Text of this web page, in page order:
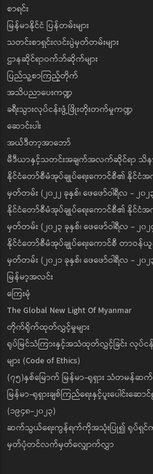
စာရင်း
မြန်မာနိုင်ငံ ပြန်တမ်းများ
သတင်းစာရှင်းလင်းပွဲမှတ်တမ်းများ
ဌာနဆိုင်ရာဝက်ဘ်ဆိုက်များ
ပြည်သူ့စာကြည့်တိုက်
အသိပညာပေးကဏ္ဍ
ခရီးသွားလုပ်ငန်းဖွံ့ဖြိုးတိုးတက်မှုကဏ္ဍ
ဆောင်းပါး
အယ်ဒီတာ့အာဘော်
မီဒီယာနှင့်သတင်းအချက်အလက်ဆိုင်ရာ သိ
နိုင်ငံတော်စီမံအုပ်ချုပ်ရေးကောင်စီ၏ နိုင်ငံ
မှတ်တမ်း (၂၀၂၂ ခုနှစ်၊ ဖေဖော်ဝါရီလ - ၂၀၂
နိုင်ငံတော်စီမံအုပ်ချုပ်ရေးကောင်စီ၏ နိုင်ငံ
မှတ်တမ်း (၂၀၂၃ ခုနှစ်၊ ဖေဖော်ဝါရီလ - ၂၀၂
နိုင်ငံတော်စီမံအုပ်ချုပ်ရေးကောင်စီ တာ
မှတ်တမ်း (၂၀၂၁ ခုနှစ်၊ ဖေဖော်ဝါရီလ - ၂၀
မြန်မာ့အလင်း
ကြေးမုံ
The Global New Light Of Myanmar
တိုက်ရိုက်ထုတ်လွှင့်မှုများ
ရုပ်မြင်သံကြားနှင့်အသံထုတ်လွှင့်ခြင်း လုပ်
များ (Code of Ethics)
(၇၅)နှစ်မြောက် မြန်မာ-ရုရှား သံတမ
မြန်မာ-ရုရှားချစ်ကြည်ရေးနှင့်ပူးပေါင်း
(၁၉၄၈-၂၀၂၃)
ဆက်သွယ်ရေးကွန်ရက်ကိုအသုံးပြု၍ ရုပ်ရှင်က
မှတ်ပုံတင်လက်မှတ်လျှောက်လွှာ